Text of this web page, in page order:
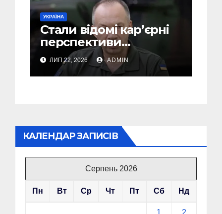
УКРАЇНА
Стали відомі кар’єрні
перспективи
Сирського після
звільнення з посади
Головкому ВСУ
ЛИП 22, 2026 ADMIN
КАЛЕНДАР ЗАПИСІВ
Серпень 2026
Пн Вт Ср Чт Пт Сб Нд